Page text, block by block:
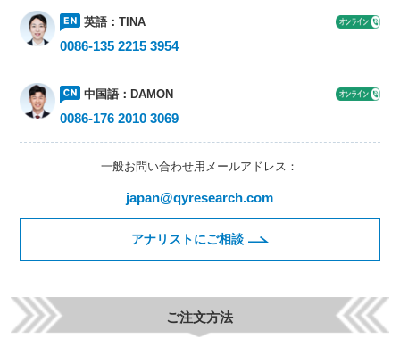
英語： TINA
0086-135 2215 3954
中国語： DAMON
0086-176 2010 3069
一般お問い合わせ用メールアドレス：
japan@qyresearch.com
アナリストにご相談
ご注文方法